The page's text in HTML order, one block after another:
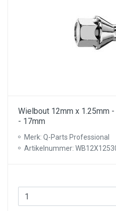
Wielbout 12mm x 1.25mm
- 17mm
Merk: Q-Parts Professional
Artikelnummer: